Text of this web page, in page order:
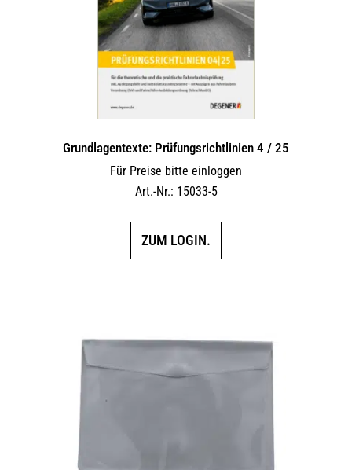
Grundlagentexte: Prüfungsrichtlinien 4 / 25
Für Preise bitte einloggen
Art.-Nr.: 15033-5
ZUM LOGIN.